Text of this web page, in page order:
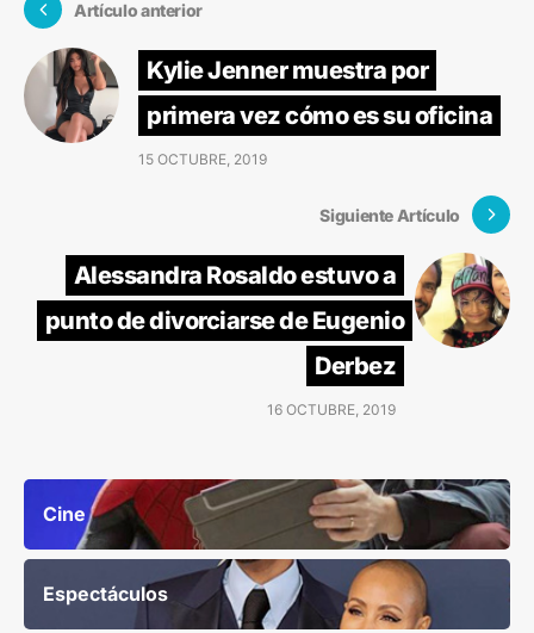
Artículo anterior
Kylie Jenner muestra por
primera vez cómo es su oficina
15 OCTUBRE, 2019
Siguiente Artículo
Alessandra Rosaldo estuvo a
punto de divorciarse de Eugenio
Derbez
16 OCTUBRE, 2019
Cine
Espectáculos